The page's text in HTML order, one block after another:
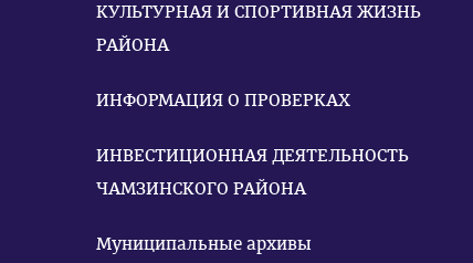
КУЛЬТУРНАЯ И СПОРТИВНАЯ ЖИЗНЬ
РАЙОНА
ИНФОРМАЦИЯ О ПРОВЕРКАХ
ИНВЕСТИЦИОННАЯ ДЕЯТЕЛЬНОСТЬ
ЧАМЗИНСКОГО РАЙОНА
Муниципальные архивы